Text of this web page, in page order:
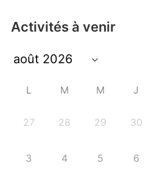
Activités à venir
L M M J
27 28 29 30
3 4 5 6